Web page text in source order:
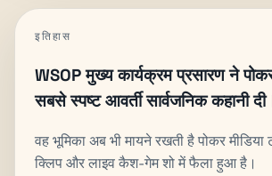
इतिहास
WSOP मुख्य कार्यक्रम प्रसारण ने
सबसे स्पष्ट आवर्ती सार्वजनिक कहानी
वह भूमिका अब भी मायने रखती है पोकर मीडिया
क्लिप और लाइव कैश-गेम शो में फैला हुआ है।